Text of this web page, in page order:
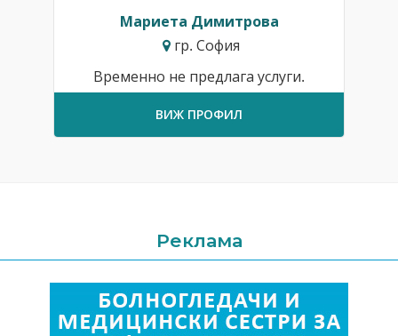
Мариета Димитрова
гр. София
Временно не предлага услуги.
ВИЖ ПРОФИЛ
Реклама